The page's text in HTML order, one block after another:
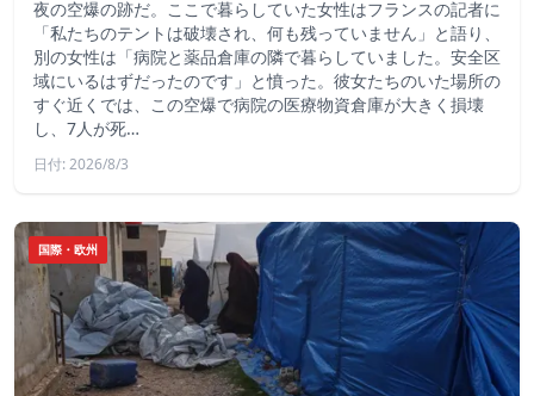
夜の空爆の跡だ。ここで暮らしていた女性はフランスの記者に
「私たちのテントは破壊され、何も残っていません」と語り、
別の女性は「病院と薬品倉庫の隣で暮らしていました。安全区
域にいるはずだったのです」と憤った。彼女たちのいた場所の
すぐ近くでは、この空爆で病院の医療物資倉庫が大きく損壊
し、7人が死…
日付: 2026/8/3
国際・欧州